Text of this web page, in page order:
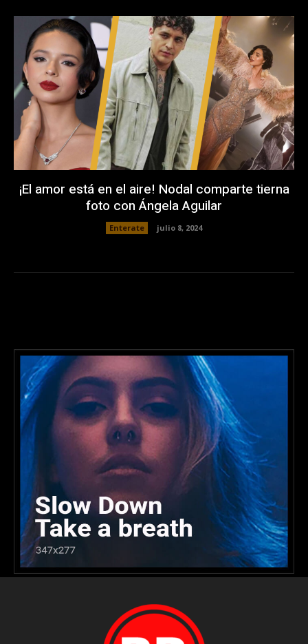
¡El amor está en el aire! Nodal comparte tierna
foto con Ángela Aguilar
Enterate julio 8, 2024